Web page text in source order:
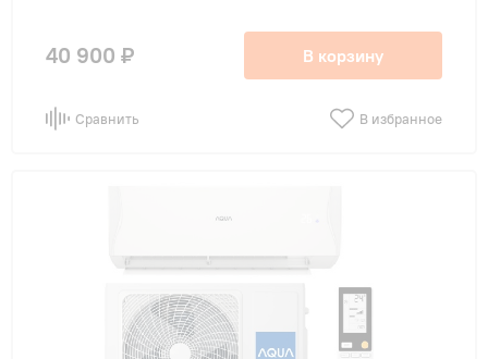
40 900 ₽ В корзину
Сравнить В избранное